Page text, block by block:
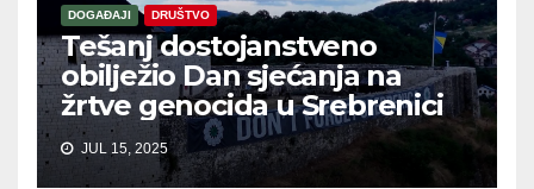
DOGAĐAJI DRUŠTVO
Tešanj dostojanstveno
obilježio Dan sjećanja na
žrtve genocida u Srebrenici
JUL 15, 2025